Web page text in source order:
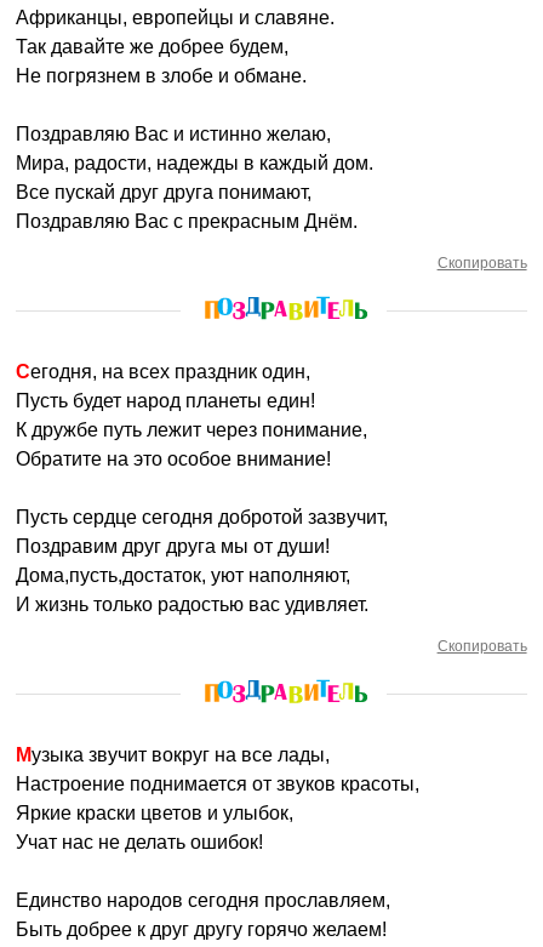
Африканцы, европейцы и славяне.
Так давайте же добрее будем,
Не погрязнем в злобе и обмане.
Поздравляю Вас и истинно желаю,
Мира, радости, надежды в каждый дом.
Все пускай друг друга понимают,
Поздравляю Вас с прекрасным Днём.
Скопировать
Сегодня, на всех праздник один,
Пусть будет народ планеты един!
К дружбе путь лежит через понимание,
Обратите на это особое внимание!
Пусть сердце сегодня добротой зазвучит,
Поздравим друг друга мы от души!
Дома,пусть,достаток, уют наполняют,
И жизнь только радостью вас удивляет.
Скопировать
Музыка звучит вокруг на все лады,
Настроение поднимается от звуков красоты,
Яркие краски цветов и улыбок,
Учат нас не делать ошибок!
Единство народов сегодня прославляем,
Быть добрее к друг другу горячо желаем!